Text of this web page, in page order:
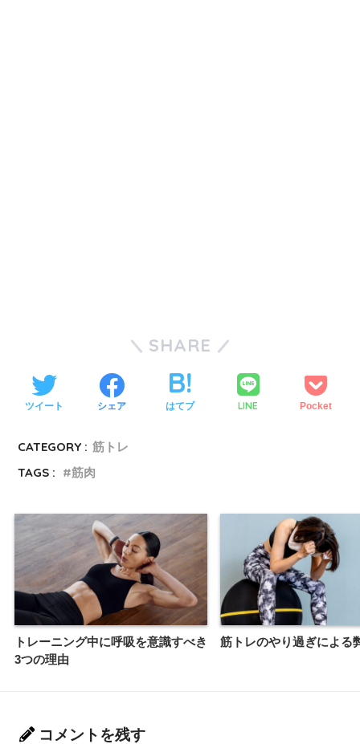
SHARE
ツイート シェア はてブ LINE Pocket
CATEGORY : 筋トレ
TAGS :
筋肉
トレーニング中に呼吸を意識すべき
3つの理由
筋トレのやり過ぎによる
コメントを残す